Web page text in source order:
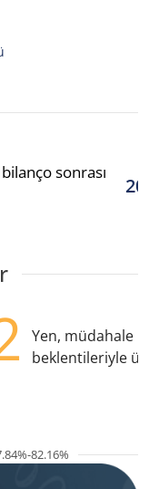
sonrası
Yen, müdahale
beklentileriyle üç
82.16%